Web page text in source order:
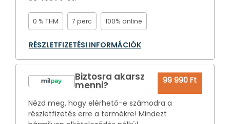
0 % THM 7 perc 100% online
RÉSZLETFIZETÉSI INFORMÁCIÓK
Biztosra akarsz
menni? 99 990 Ft
Nézd meg, hogy elérhető-e számodra a
részletfizetés erre a termékre! Mindezt